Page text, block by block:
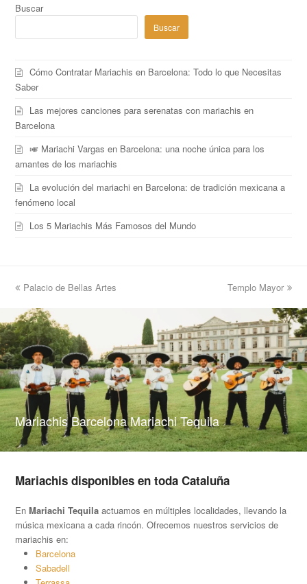
Buscar
Buscar
Cómo Contratar Mariachis en Barcelona: Todo lo que Necesitas
Saber
Las mejores canciones para serenatas con mariachis en
Barcelona
🎺 Mariachi Vargas en Barcelona: una noche única para los
amantes de los mariachis
La evolución del mariachi en Barcelona: de tradición mexicana a
fenómeno local
Los 5 Mariachis Más Famosos del Mundo
previous
Palacio de Bellas Artes
next
Templo Mayor
Mariachis Barcelona Mariachi Tequila
Mariachis disponibles en toda Cataluña
EnMariachi Tequila actuamos en múltiples localidades, llevando la
música mexicana a cada rincón. Ofrecemos nuestros servicios de
mariachis en:
Barcelona
Sabadell